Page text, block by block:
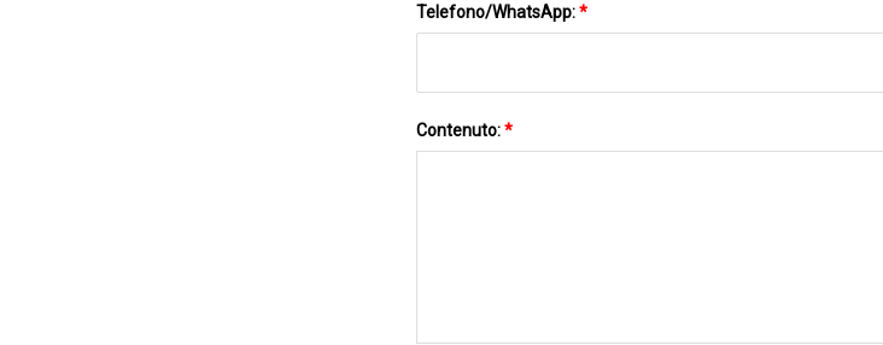
Telefono/WhatsApp:*
Contenuto:*